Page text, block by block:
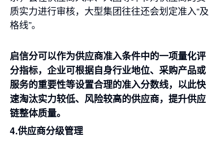
质实力进行审核，大型集团往往还会划定准入“及
格线”。
启信分可以作为供应商准入条件中的一项量化评
分指标，企业可根据自身行业地位、采购产品或
服务的重要性等设置合理的准入分数线，以此快
速淘汰实力较低、风险较高的供应商，提升供应
链整体质量。
4.供应商分级管理